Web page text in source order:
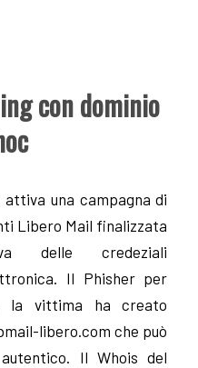
con dominio
una campagna di
Libero Mail finalizzata
delle credeziali
Il Phisher per
la vittima ha creato
libero.com che può
Il Whois del